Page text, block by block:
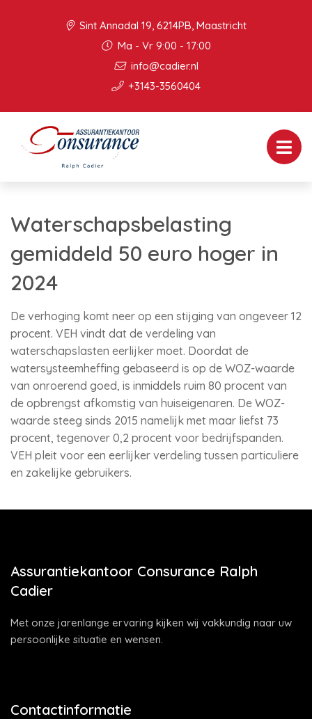
Sint Annadal 19, 6214PB, Maastricht
Ma - Vr 9:00 - 17:00
info@cadier.nl
+3143-3560404
Waterschapsbelasting
gemiddeld 50 euro hoger in
2024
De verhoging komt neer op een stijging van ongeveer 12
procent. VEH vindt dat de verdeling van
waterschapslasten eerlijker moet. Doordat de
watersysteemheffing gebaseerd is op de WOZ-waarde
van onroerend goed, is inmiddels ruim 80 procent van
de opbrengst afkomstig van huiseigenaren. De WOZ-
waarde steeg sinds 2015 namelijk met maar liefst 73
procent, tegenover 0,2 procent voor bedrijfspanden.
VEH pleit voor een eerlijker verdeling tussen particuliere
en zakelijke gebruikers.
Assurantiekantoor Consurance Ralph
Cadier
Met onze jarenlange ervaring kijken wij vakkundig naar uw
persoonlijke situatie en wensen.
Contactinformatie